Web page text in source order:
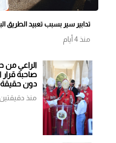
تدابير سير بسبب تعبيد الطريق
منذ 4 أيام
الراعي من
صاحبة
دون حقيقة
منذ دقيقتين